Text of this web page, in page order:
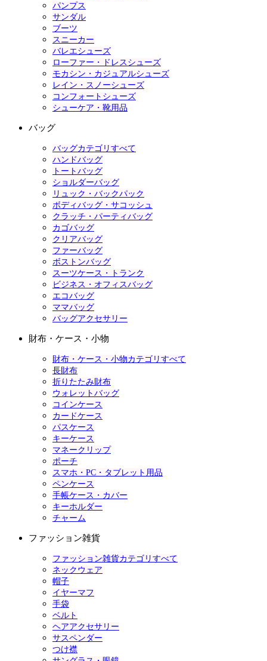
パンプス
サンダル
ブーツ
スニーカー
バレエシューズ
ローファー・ドレスシューズ
モカシン・カジュアルシューズ
レイン・スノーシューズ
コンフォートシューズ
シューケア・靴用品
バッグ
バッグカテゴリすべて
ハンドバッグ
トートバッグ
ショルダーバッグ
リュック・バックパック
ボディバッグ・サコッシュ
クラッチ・パーティバッグ
カゴバッグ
クリアバッグ
ファーバッグ
ボストンバッグ
スーツケース・トランク
ビジネス・オフィスバッグ
エコバッグ
ママバッグ
バッグアクセサリー
財布・ケース・小物
財布・ケース・小物カテゴリすべて
長財布
折りたたみ財布
ウォレットバッグ
コインケース
カードケース
パスケース
キーケース
マネークリップ
ポーチ
スマホ・PC・タブレット用品
ペンケース
手帳ケース・カバー
キーホルダー
チャーム
ファッション雑貨
ファッション雑貨カテゴリすべて
ネックウェア
帽子
イヤーマフ
手袋
ベルト
ヘアアクセサリー
サスペンダー
つけ襟